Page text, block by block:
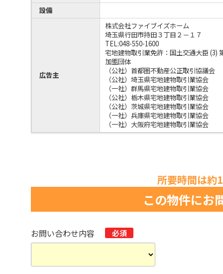
設備
広告主
株式会社ファイブイズホーム
埼玉県行田市持田３丁目２－１７
TEL:048-550-1600
宅地建物取引業免許：国土交通大臣 (3)
加盟団体
（公社）首都圏不動産公正取引協議会
（公社）埼玉県宅地建物取引業協会
（一社）群馬県宅地建物取引業協会
（公社）栃木県宅地建物取引業協会
（公社）茨城県宅地建物取引業協会
（一社）兵庫県宅地建物取引業協会
（一社）大阪府宅地建物取引業協会
所要時間は約
この物件にお
お問い合わせ内容 必須